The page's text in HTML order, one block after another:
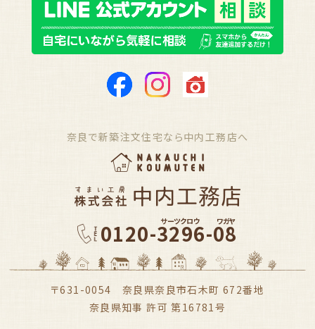
奈良で新築注文住宅なら中内工務店へ
0120-3296-08
サーツクロウ ワガヤ
〒631-0054 奈良県奈良市石木町 672番地
奈良県知事 許可 第16781号